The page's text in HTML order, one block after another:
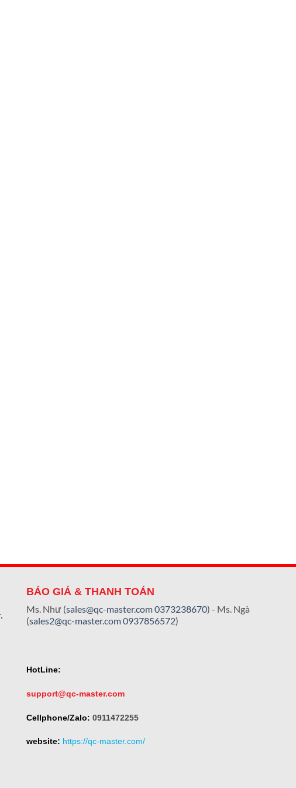
BÁO GIÁ & THANH TOÁN
Ms. Như (sales@qc-master.com0373238670) - Ms. Ngà
(sales2@qc-master.com0937856572)
HotLine:
support@qc-master.com
Cellphone/Zalo: 0911472255
website: https://qc-master.com/